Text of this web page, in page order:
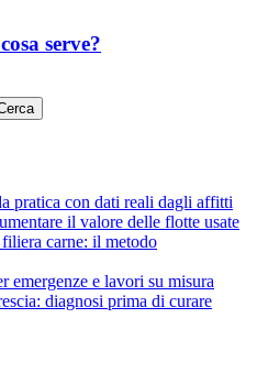
serve?
pratica con dati reali dagli affitti
il valore delle flotte usate
carne: il metodo
emergenze e lavori su misura
diagnosi prima di curare